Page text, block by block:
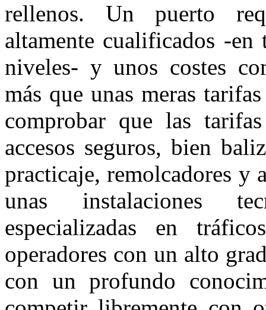
rellenos. Un puerto
altamente cualificados -
niveles- y unos costes
más que unas meras
comprobar que las
accesos seguros, bien
practicaje, remolcadores y
unas instalaciones
especializadas en
operadores con un alto
con un profundo